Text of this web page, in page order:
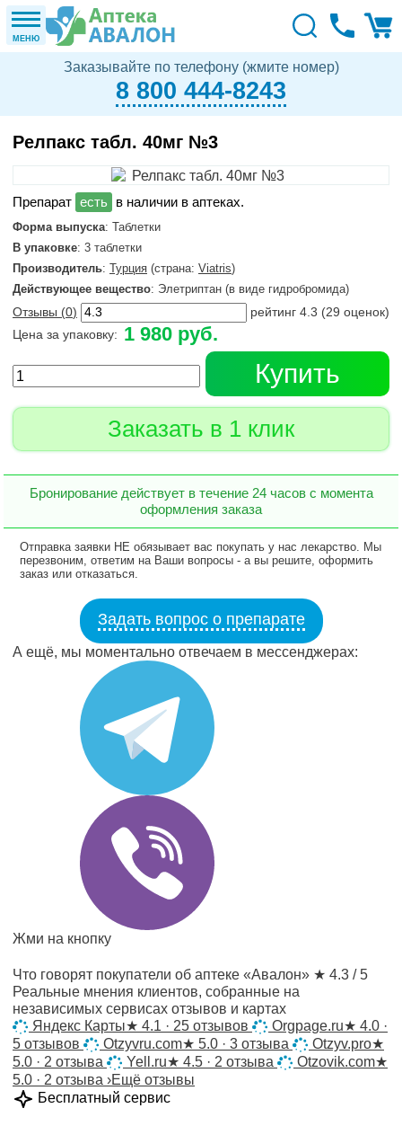
МЕНЮ
Заказывайте по телефону (жмите номер)
8 800 444-8243
Релпакс табл. 40мг №3
в наличии в аптеках.
Форма выпуска: Таблетки
В упаковке: 3 таблетки
Производитель: Турция (страна: Viatris)
Действующее вещество: Элетриптан (в виде гидробромида)
Отзывы (0) рейтинг 4.3 (29 оценок)
Цена за упаковку: 1 980 руб.
Купить
Заказать в 1 клик
Бронирование действует в течение 24 часов с момента
оформления заказа
Отправка заявки НЕ обязывает вас покупать у нас лекарство. Мы
перезвоним, ответим на Ваши вопросы - а вы решите, оформить
заказ или отказаться.
Задать вопрос о препарате
А ещё, мы моментально отвечаем в мессенджерах:
Жми на кнопку
Что говорят покупатели об аптеке «Авалон» ★ 4.3 / 5
Реальные мнения клиентов, собранные на
независимых сервисах отзывов и картах
Яндекс Карты★ 4.1 · 25 отзывов Orgpage.ru★ 4.0 ·
5 отзывов
Otzyvru.com★ 5.0 · 3 отзыва Otzyv.pro★
5.0 · 2 отзыва
Yell.ru★ 4.5 · 2 отзыва Otzovik.com★
5.0 · 2 отзыва ›Ещё отзывы
Бесплатный сервис